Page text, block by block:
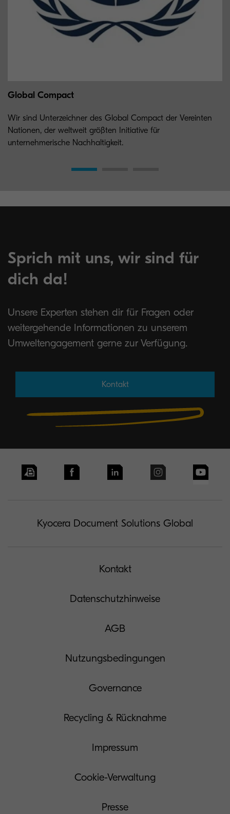
Global Compact
Wir sind Unterzeichner des Global Compact der Vereinten
Nationen, der weltweit größten Initiative für
unternehmerische Nachhaltigkeit.
Sprich mit uns, wir sind für
dich da!
Unsere Experten stehen dir für Fragen oder
weitergehende Informationen zu unserem
Umweltengagement gerne zur Verfügung.
Kontakt
Kyocera Document Solutions Global
Kontakt
Datenschutzhinweise
AGB
Nutzungsbedingungen
Governance
Recycling & Rücknahme
Impressum
Cookie-Verwaltung
Presse